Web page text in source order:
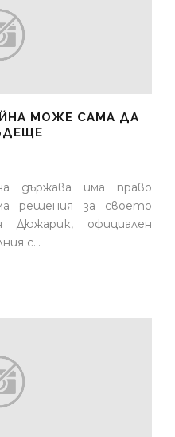
МОЖЕ САМА ДА
държава има право
решения за своето
официален
с...